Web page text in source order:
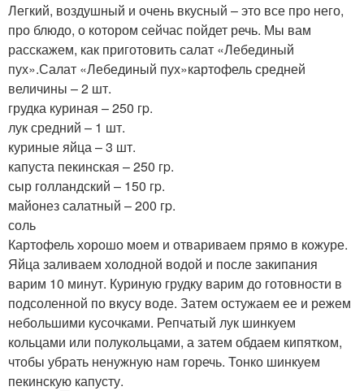
Легкий, воздушный и очень вкусный – это все про него,
про блюдо, о котором сейчас пойдет речь. Мы вам
расскажем, как приготовить салат «Лебединый
пух».Салат «Лебединый пух»картофель средней
величины – 2 шт.
грудка куриная – 250 гp.
лук средний – 1 шт.
куриные яйца – 3 шт.
капуста пекинская – 250 гp.
сыр голландский – 150 гp.
майонез салатный – 200 гp.
соль
Картофель хорошо моем и отвариваем прямо в кожуре.
Яйца заливаем холодной водой и после закипания
варим 10 минут. Куриную грудку варим до готовности в
подсоленной по вкусу воде. Затем остужаем ее и режем
небольшими кусочками. Репчатый лук шинкуем
кольцами или полукольцами, а затем обдаем кипятком,
чтобы убрать ненужную нам горечь. Тонко шинкуем
пекинскую капусту.